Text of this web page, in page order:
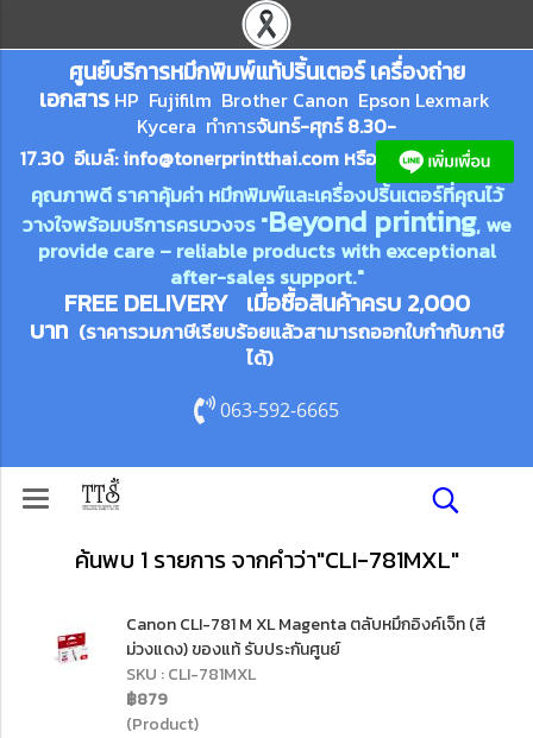
ศูนย์บริการหมึกพิมพ์แท้ปริ้นเตอร์ เครื่องถ่าย
เอกสาร HP Fujifilm Brother Canon Epson Lexmark
Kycera ทำการจันทร์-ศุกร์ 8.30-
17.30 อีเมล์:info@tonerprintthai.com หรือ
คุณภาพดี ราคาคุ้มค่า หมึกพิมพ์และเครื่องปริ้นเตอร์ที่คุณไว้
วางใจพร้อมบริการครบวงจร "Beyond printing, we
provide care – reliable products with exceptional
after-sales support."
FREE DELIVERY เมื่อซื้อสินค้าครบ 2,000
บาท (ราคารวมภาษีเรียบร้อยแล้วสามารถออกใบกำกับภาษี
ได้)
063-592-6665
ค้นพบ 1 รายการ จากคำว่า"CLI-781MXL"
Canon CLI-781 M XL Magenta ตลับหมึกอิงค์เจ็ท (สี
ม่วงแดง) ของแท้ รับประกันศูนย์
SKU : CLI-781MXL
฿879
(Product)